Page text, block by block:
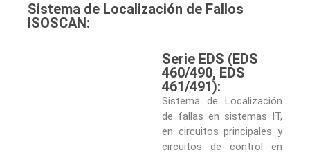
Sistema de Localización de Fallos
ISOSCAN:
Serie EDS (EDS
460/490, EDS
461/491):
Sistema de Localización
de fallas en sistemas IT,
en circuitos principales y
circuitos de control en